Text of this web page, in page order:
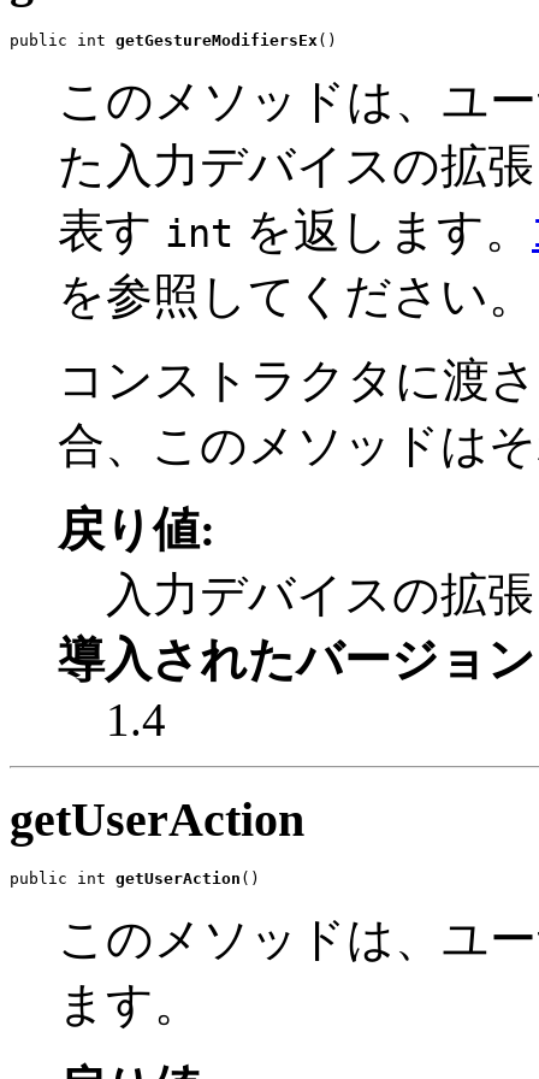
public int getGestureModifiersEx()
このメソッドは、ユ
た入力デバイスの拡
表す int を返します。
を参照してください
コンストラクタに渡
合、このメソッドは
戻り値:
入力デバイスの拡
導入されたバージョ
1.4
getUserAction
public int getUserAction ()
このメソッドは、ユ
ます。